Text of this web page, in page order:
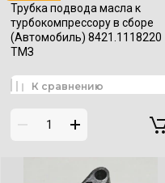
Трубка подвода масла к
турбокомпрессору в сборе
(Автомобиль) 8421.1118220
ТМЗ
К сравнению